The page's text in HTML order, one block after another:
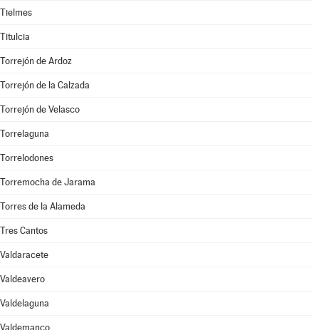
Tielmes
Titulcia
Torrejón de Ardoz
Torrejón de la Calzada
Torrejón de Velasco
Torrelaguna
Torrelodones
Torremocha de Jarama
Torres de la Alameda
Tres Cantos
Valdaracete
Valdeavero
Valdelaguna
Valdemanco